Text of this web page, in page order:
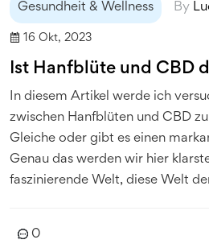
Gesundheit & Wellness By
16 Okt, 2023
Ist Hanfblüte und CBD
In diesem Artikel werde ich
zwischen Hanfblüten und CBD
Gleiche oder gibt es einen
Genau das werden wir hier
faszinierende Welt, diese Welt
0